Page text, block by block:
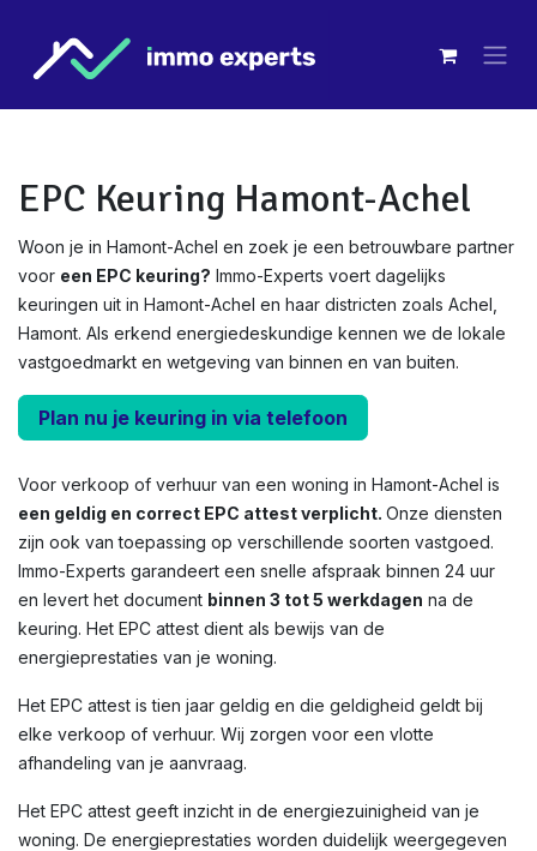
EPC Keuring Hamont-Achel
Woon je in Hamont-Achel en zoek je een betrouwbare partner
voor een EPC keuring? Immo-Experts voert dagelijks
keuringen uit in Hamont-Achel en haar districten zoals Achel,
Hamont. Als erkend energiedeskundige kennen we de lokale
vastgoedmarkt en wetgeving van binnen en van buiten.
Plan nu je keuring in via telefoon
Voor verkoop of verhuur van een woning in Hamont-Achel is
een geldig en correct EPC attest verplicht. Onze diensten
zijn ook van toepassing op verschillende soorten vastgoed.
Immo-Experts garandeert een snelle afspraak binnen 24 uur
en levert het document binnen 3 tot 5 werkdagen na de
keuring. Het EPC attest dient als bewijs van de
energieprestaties van je woning.
Het EPC attest is tien jaar geldig en die geldigheid geldt bij
elke verkoop of verhuur. Wij zorgen voor een vlotte
afhandeling van je aanvraag.
Het EPC attest geeft inzicht in de energiezuinigheid van je
woning. De energieprestaties worden duidelijk weergegeven